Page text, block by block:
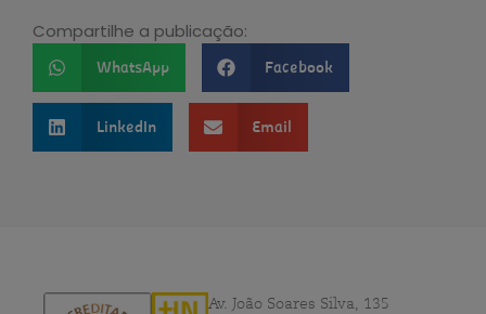
Compartilhe a publicação:
WhatsApp Facebook
LinkedIn Email
Av. João Soares Silva, 135